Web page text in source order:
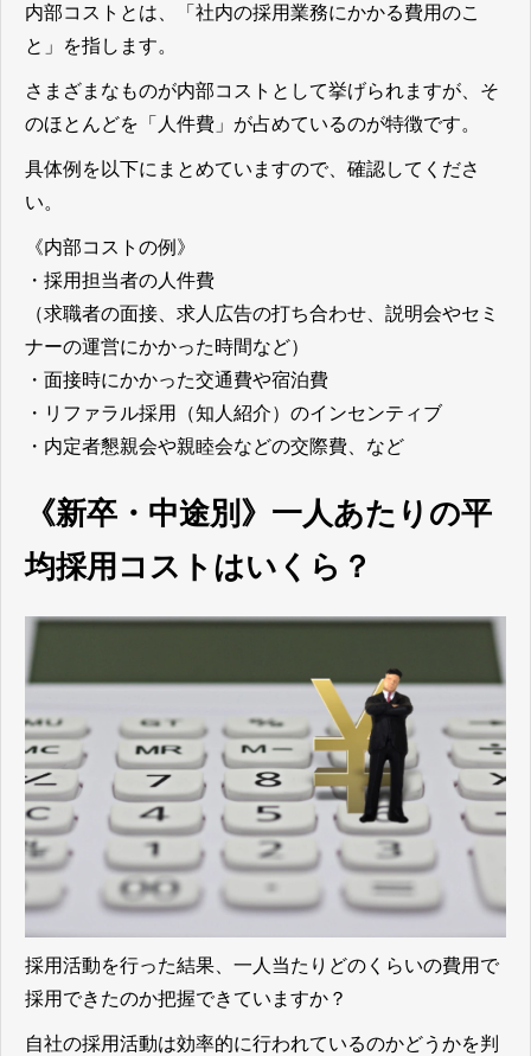
内部コストとは、「社内の採用業務にかかる費用のこ
と」
を指します。
さまざまなものが内部コストとして挙げられますが、そ
のほとんどを「人件費」が占めているのが特徴です。
具体例を以下にまとめていますので、確認してくださ
い。
《内部コストの例》
・採用担当者の人件費
（求職者の面接、求人広告の打ち合わせ、説明会やセミ
ナーの運営にかかった時間など）
・面接時にかかった交通費や宿泊費
・リファラル採用（知人紹介）のインセンティブ
・内定者懇親会や親睦会などの交際費、など
《新卒・中途別》一人あたりの平
均採用コストはいくら？
採用活動を行った結果、一人当たりどのくらいの費用で
採用できたのか把握できていますか？
自社の採用活動は効率的に行われているのかどうかを判